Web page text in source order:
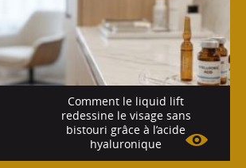
Comment le liquid lift
redessine le visage sans
bistouri grâce à l’acide
hyaluronique